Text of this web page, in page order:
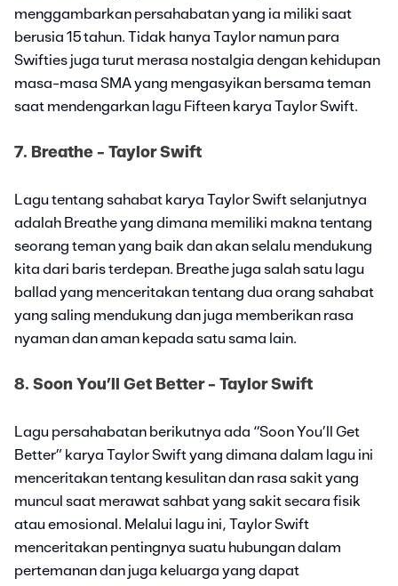
menggambarkan persahabatan yang ia miliki saat
berusia 15 tahun. Tidak hanya Taylor namun para
Swifties juga turut merasa nostalgia dengan kehidupan
masa-masa SMA yang mengasyikan bersama teman
saat mendengarkan lagu Fifteen karya Taylor Swift.
7. Breathe - Taylor Swift
Lagu tentang sahabat karya Taylor Swift selanjutnya
adalah Breathe yang dimana memiliki makna tentang
seorang teman yang baik dan akan selalu mendukung
kita dari baris terdepan. Breathe juga salah satu lagu
ballad yang menceritakan tentang dua orang sahabat
yang saling mendukung dan juga memberikan rasa
nyaman dan aman kepada satu sama lain.
8. Soon You’ll Get Better - Taylor Swift
Lagu persahabatan berikutnya ada “Soon You’ll Get
Better” karya Taylor Swift yang dimana dalam lagu ini
menceritakan tentang kesulitan dan rasa sakit yang
muncul saat merawat sahbat yang sakit secara fisik
atau emosional. Melalui lagu ini, Taylor Swift
menceritakan pentingnya suatu hubungan dalam
pertemanan dan juga keluarga yang dapat